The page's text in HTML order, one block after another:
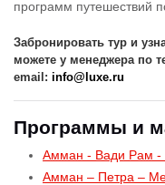
программ путешествий
Забронировать тур и
можете у менеджера по
email: info@luxe.ru
Программы и
Амман - Вади Рам -
Амман – Петра –